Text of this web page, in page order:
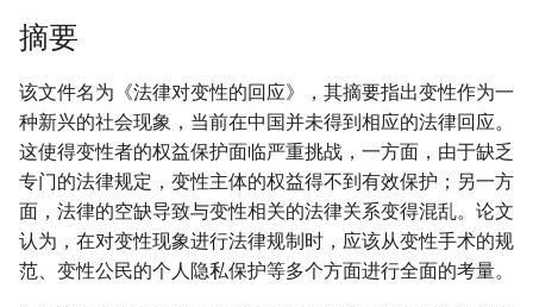
摘要
该文件名为《法律对变性的回应》，其摘要指出变性作为一
种新兴的社会现象，当前在中国并未得到相应的法律回应。
这使得变性者的权益保护面临严重挑战，一方面，由于缺乏
专门的法律规定，变性主体的权益得不到有效保护；另一方
面，法律的空缺导致与变性相关的法律关系变得混乱。论文
认为，在对变性现象进行法律规制时，应该从变性手术的规
范、变性公民的个人隐私保护等多个方面进行全面的考量。